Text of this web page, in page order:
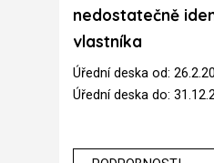
nedostatečně
vlastníka
Úřední deska od:
Úřední deska do: